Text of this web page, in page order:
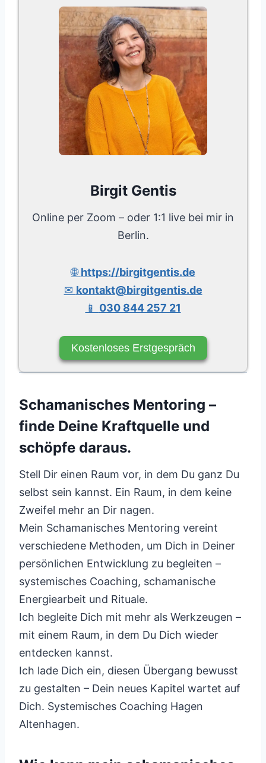
Birgit Gentis
Online per Zoom – oder 1:1 live bei mir in
Berlin.
🌐https://birgitgentis.de
✉ kontakt@birgitgentis.de
📱 030 844 257 21
Kostenloses Erstgespräch
Schamanisches Mentoring –
finde Deine Kraftquelle und
schöpfe daraus.
Stell Dir einen Raum vor, in dem Du ganz Du
selbst sein kannst. Ein Raum, in dem keine
Zweifel mehr an Dir nagen.
Mein Schamanisches Mentoring vereint
verschiedene Methoden, um Dich in Deiner
persönlichen Entwicklung zu begleiten –
systemisches Coaching, schamanische
Energiearbeit und Rituale.
Ich begleite Dich mit mehr als Werkzeugen –
mit einem Raum, in dem Du Dich wieder
entdecken kannst.
Ich lade Dich ein, diesen Übergang bewusst
zu gestalten – Dein neues Kapitel wartet auf
Dich. Systemisches Coaching Hagen
Altenhagen.